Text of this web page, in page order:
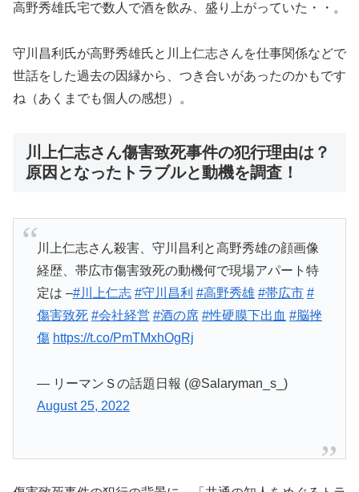
高野秀雄氏宅で数人で酒を飲み、盛り上がっていた・・。
守川昌利氏が高野秀雄氏と川上仁志さんを仕事関係などで
世話をした過去の因縁から、つき合いがあったのかもです
ね（あくまでも個人の感想）。
川上仁志さん傷害致死事件の犯行理由は？
原因となったトラブルと動機を調査！
川上仁志さん殺害、守川昌利と高野秀雄の顔画像
経歴、帯広市傷害致死の動機何で現場アパート特
定は –#川上仁志 #守川昌利 #高野秀雄 #帯広市 #
傷害致死 #会社経営 #酒の席 #性硬膜下出血 #脳挫
傷 https://t.co/PmTMxhOgRj
— リーマンＳの話題日報 (@Salaryman_s_)
August 25, 2022